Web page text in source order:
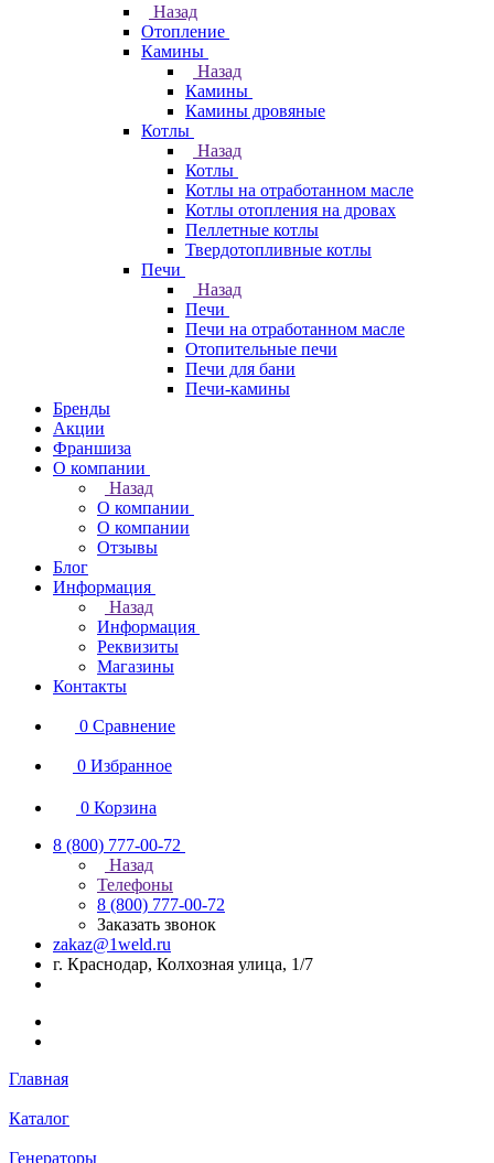
Назад
Отопление
Камины
Назад
Камины
Камины дровяные
Котлы
Назад
Котлы
Котлы на отработанном масле
Котлы отопления на дровах
Пеллетные котлы
Твердотопливные котлы
Печи
Назад
Печи
Печи на отработанном масле
Отопительные печи
Печи для бани
Печи-камины
Бренды
Акции
Франшиза
О компании
Назад
О компании
О компании
Отзывы
Блог
Информация
Назад
Информация
Реквизиты
Магазины
Контакты
0 Сравнение
0 Избранное
0 Корзина
8 (800) 777-00-72
Назад
Телефоны
8 (800) 777-00-72
Заказать звонок
zakaz@1weld.ru
г. Краснодар, Колхозная улица, 1/7
Главная
Каталог
Генераторы